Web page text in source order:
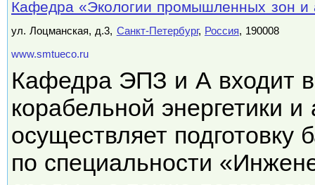
Кафедра «Экологии промышленных зон
ул. Лоцманская, д.3, Санкт-Петербург, Россия, 190008
www.smtueco.ru
Кафедра ЭПЗ и А входит в
корабельной энергетики
осуществляет подготовку
по специальности